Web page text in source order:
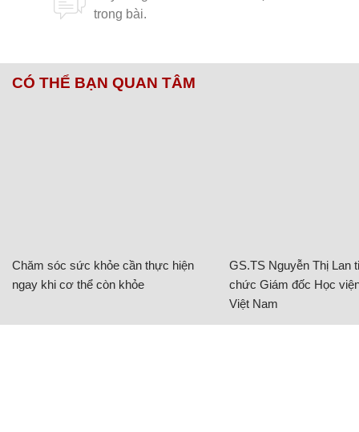
CÓ THỂ BẠN QUAN TÂM
Chăm sóc sức khỏe cần thực hiện
ngay khi cơ thể còn khỏe
GS.TS Nguyễn Thị Lan
chức Giám đốc Học
Việt Nam